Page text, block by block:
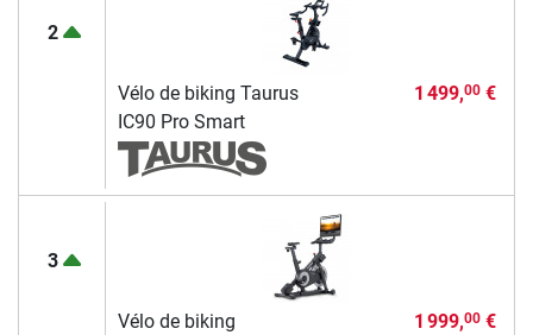
2
Vélo de biking Taurus
IC90 Pro Smart
1 499,00€
3
Vélo de biking
1 999,00€